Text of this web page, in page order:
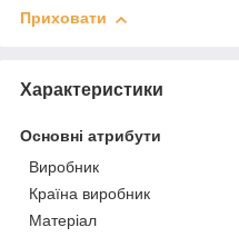
Приховати
Характеристики
Основні атрибути
Виробник
Країна виробник
Матеріал